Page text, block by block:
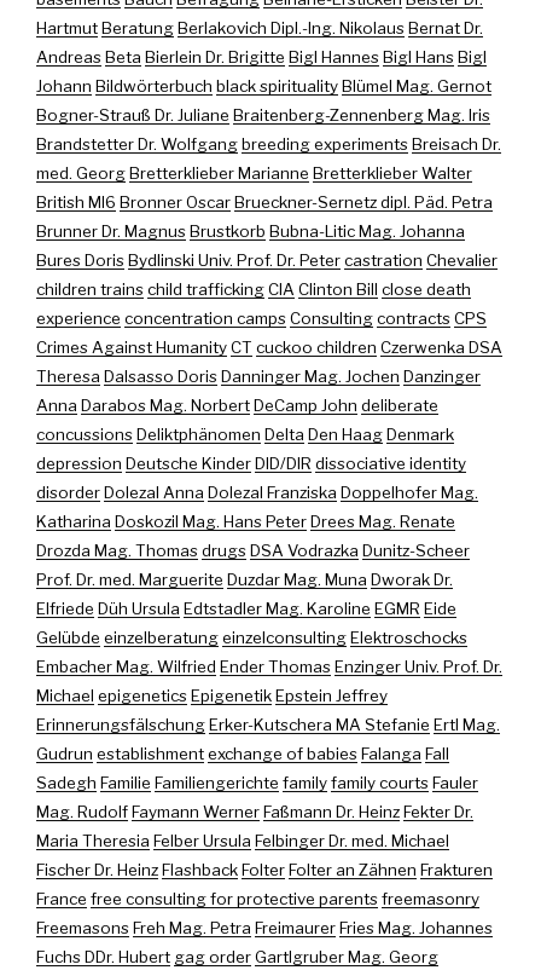
HartmutBeratungBerlakovich Dipl.-Ing. NikolausBernat Dr.
AndreasBeta Bierlein Dr. Brigitte Bigl HannesBigl HansBigl
Johann Bildwörterbuch black spiritualityBlümel Mag. Gernot
Bogner-Strauß Dr. Juliane Braitenberg-Zennenberg Mag. Iris
Brandstetter Dr. Wolfgangbreeding experimentsBreisach Dr.
med. GeorgBretterklieber Marianne Bretterklieber Walter
British MI6 Bronner OscarBrueckner-Sernetz dipl. Päd. Petra
Brunner Dr. MagnusBrustkorb Bubna-Litic Mag. Johanna
Bures DorisBydlinski Univ. Prof. Dr. Petercastration Chevalier
children trainschild traffickingCIA Clinton Bill close death
experience concentration campsConsultingcontractsCPS
Crimes Against HumanityCT cuckoo children Czerwenka DSA
Theresa Dalsasso DorisDanninger Mag. Jochen Danzinger
Anna Darabos Mag. NorbertDeCamp John deliberate
concussionsDeliktphänomen Delta Den HaagDenmark
depression Deutsche KinderDID/DIR dissociative identity
disorderDolezal Anna Dolezal Franziska Doppelhofer Mag.
Katharina Doskozil Mag. Hans PeterDrees Mag. Renate
Drozda Mag. ThomasdrugsDSA Vodrazka Dunitz-Scheer
Prof. Dr. med. Marguerite Duzdar Mag. Muna Dworak Dr.
Elfriede Düh Ursula Edtstadler Mag. Karoline EGMR Eide
Gelübde einzelberatungeinzelconsultingElektroschocks
Embacher Mag. Wilfried Ender ThomasEnzinger Univ. Prof. Dr.
Michael epigeneticsEpigenetikEpstein Jeffrey
ErinnerungsfälschungErker-Kutschera MA Stefanie Ertl Mag.
Gudrun establishmentexchange of babiesFalanga Fall
Sadegh Familie Familiengerichte familyfamily courtsFauler
Mag. RudolfFaymann WernerFaßmann Dr. HeinzFekter Dr.
Maria Theresia Felber Ursula Felbinger Dr. med. Michael
Fischer Dr. HeinzFlashbackFolterFolter an Zähnen Frakturen
France free consulting for protective parentsfreemasonry
FreemasonsFreh Mag. Petra FreimaurerFries Mag. Johannes
Fuchs DDr. Hubert gag orderGartlgruber Mag. Georg